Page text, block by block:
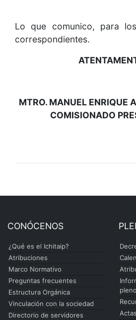
Lo que comunico, para
correspondientes.
MTRO. MANUEL ENRIQUE
COMISIONADO
CONÓCENOS
¿Qué es el Ichitaip?
Atribuciones
Marco Normativo
Preguntas frecuentes
Estructura Orgánica
Vinculación con la sociedad
Directorio de servidores
pleno